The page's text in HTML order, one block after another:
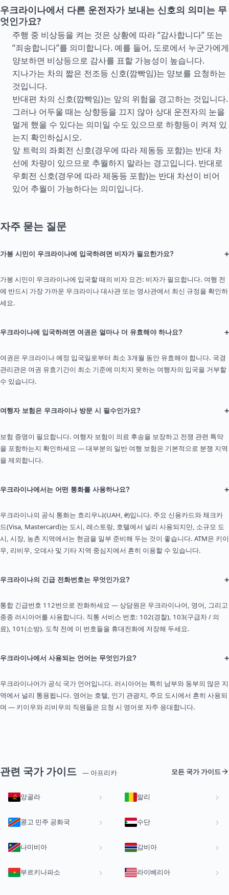
우크라이나에서 다른 운전자가 보내는 신호의 의미는 무
엇인가요?
주행 중 비상등을 켜는 것은 상황에 따라 “감사합니다” 또는
“죄송합니다”를 의미합니다. 예를 들어, 도로에서 누군가에게
양보하면 비상등으로 감사를 표할 가능성이 높습니다.
지나가는 차의 짧은 전조등 신호(깜빡임)는 양보를 요청하는
것입니다.
반대편 차의 신호(깜빡임)는 앞의 위험을 경고하는 것입니다.
그러나 어두울 때는 상향등을 끄지 않아 상대 운전자의 눈을
멀게 했을 수 있다는 의미일 수도 있으므로 하향등이 켜져 있
는지 확인하십시오.
앞 트럭의 좌회전 신호(경우에 따라 제동등 포함)는 반대 차
선에 차량이 있으므로 추월하지 말라는 경고입니다. 반대로
우회전 신호(경우에 따라 제동등 포함)는 반대 차선이 비어
있어 추월이 가능하다는 의미입니다.
자주 묻는 질문
가봉 시민이 우크라이나에 입국하려면 비자가 필요한가요? +
가봉 시민이 우크라이나에 입국할 때의 비자 요건: 비자가 필요합니다. 여행 전
에 반드시 가장 가까운 우크라이나 대사관 또는 영사관에서 최신 규정을 확인하
세요.
우크라이나에 입국하려면 여권은 얼마나 더 유효해야 하나요? +
여권은 우크라이나 예정 입국일로부터 최소 3개월 동안 유효해야 합니다. 국경
관리관은 여권 유효기간이 최소 기준에 미치지 못하는 여행자의 입국을 거부할
수 있습니다.
여행자 보험은 우크라이나 방문 시 필수인가요? +
보험 증명이 필요합니다. 여행자 보험이 의료 후송을 보장하고 전쟁 관련 특약
을 포함하는지 확인하세요 — 대부분의 일반 여행 보험은 기본적으로 분쟁 지역
을 제외합니다.
우크라이나에서는 어떤 통화를 사용하나요? +
우크라이나의 공식 통화는 흐리우냐(UAH, ₴)입니다. 주요 신용카드와 체크카
드(Visa, Mastercard)는 도시, 레스토랑, 호텔에서 널리 사용되지만, 소규모 도
시, 시장, 농촌 지역에서는 현금을 일부 준비해 두는 것이 좋습니다. ATM은 키이
우, 리비우, 오데사 및 기타 지역 중심지에서 흔히 이용할 수 있습니다.
우크라이나의 긴급 전화번호는 무엇인가요? +
통합 긴급번호 112번으로 전화하세요 — 상담원은 우크라이나어, 영어, 그리고
종종 러시아어를 사용합니다. 직통 서비스 번호: 102(경찰), 103(구급차 / 의
료), 101(소방). 도착 전에 이 번호들을 휴대전화에 저장해 두세요.
우크라이나에서 사용되는 언어는 무엇인가요? +
우크라이나어가 공식 국가 언어입니다. 러시아어는 특히 남부와 동부의 많은 지
역에서 널리 통용됩니다. 영어는 호텔, 인기 관광지, 주요 도시에서 흔히 사용되
며 — 키이우와 리비우의 직원들은 요청 시 영어로 자주 응대합니다.
관련 국가 가이드 — 아프리카 모든 국가 가이드
앙골라 말리
콩고 민주 공화국 수단
나미비아 감비아
부르키나파소 라이베리아